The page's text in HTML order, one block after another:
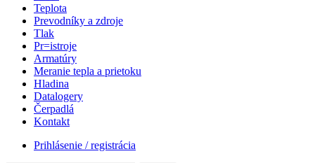
Teplota
Prevodníky a zdroje
Tlak
Pr=istroje
Armatúry
Meranie tepla a prietoku
Hladina
Datalogery
Čerpadlá
Kontakt
Prihlásenie / registrácia